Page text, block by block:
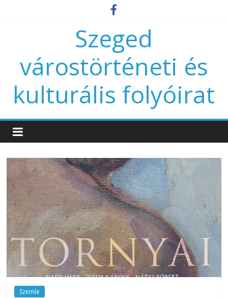
Szeged
várostörténeti és
kulturális folyóirat
Szemle